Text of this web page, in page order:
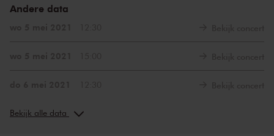
Andere data
Bekijk alle data